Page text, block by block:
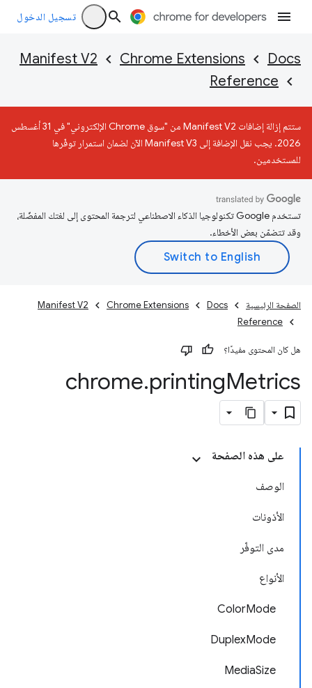
تسجيل الدخول
Docs
Chrome Extensions
Manifest V2
Reference
ستتم إزالة إضافات Manifest V2 من "سوق Chrome الإلكتروني" في 31 أغسطس
2026. يجب نقل الإضافة إلى Manifest V3 الآن لضمان استمرار توفّرها
للمستخدمين.
تستخدم Google تكنولوجيا الذكاء الاصطناعي لترجمة المحتوى إلى لغتك المفضّلة،
وقد تتضمّن بعض الأخطاء.
الصفحة الرئيسية Docs
Chrome Extensions
Manifest V2
Reference
هل كان المحتوى مفيدًا؟
chrome.printingMetrics
على هذه الصفحة
الوصف
الأذونات
مدى التوفّر
الأنواع
ColorMode
DuplexMode
MediaSize